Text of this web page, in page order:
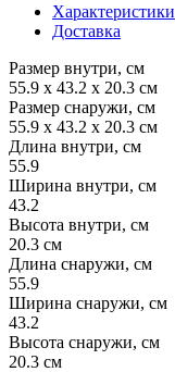
Характеристики
Доставка
Размер внутри, см
55.9 x 43.2 x 20.3 см
Размер снаружи, см
55.9 x 43.2 x 20.3 см
Длина внутри, см
55.9
Ширина внутри, см
43.2
Высота внутри, см
20.3 см
Длина снаружи, см
55.9
Ширина снаружи, см
43.2
Высота снаружи, см
20.3 см